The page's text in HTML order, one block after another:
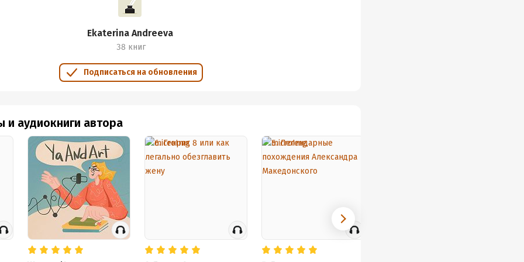
16 октября 2021
2022
20 июня 2022
Ekaterina Andreeva
38 книг
Подписаться на обновления
и аудиокниги автора